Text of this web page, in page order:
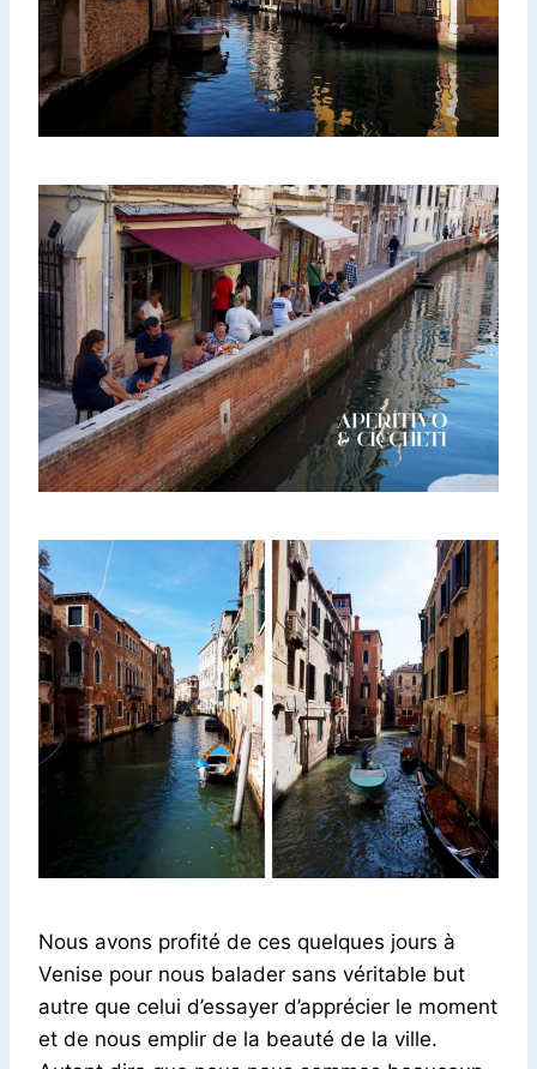
Nous avons profité de ces quelques jours à
Venise pour nous balader sans véritable but
autre que celui d’essayer d’apprécier le moment
et de nous emplir de la beauté de la ville.